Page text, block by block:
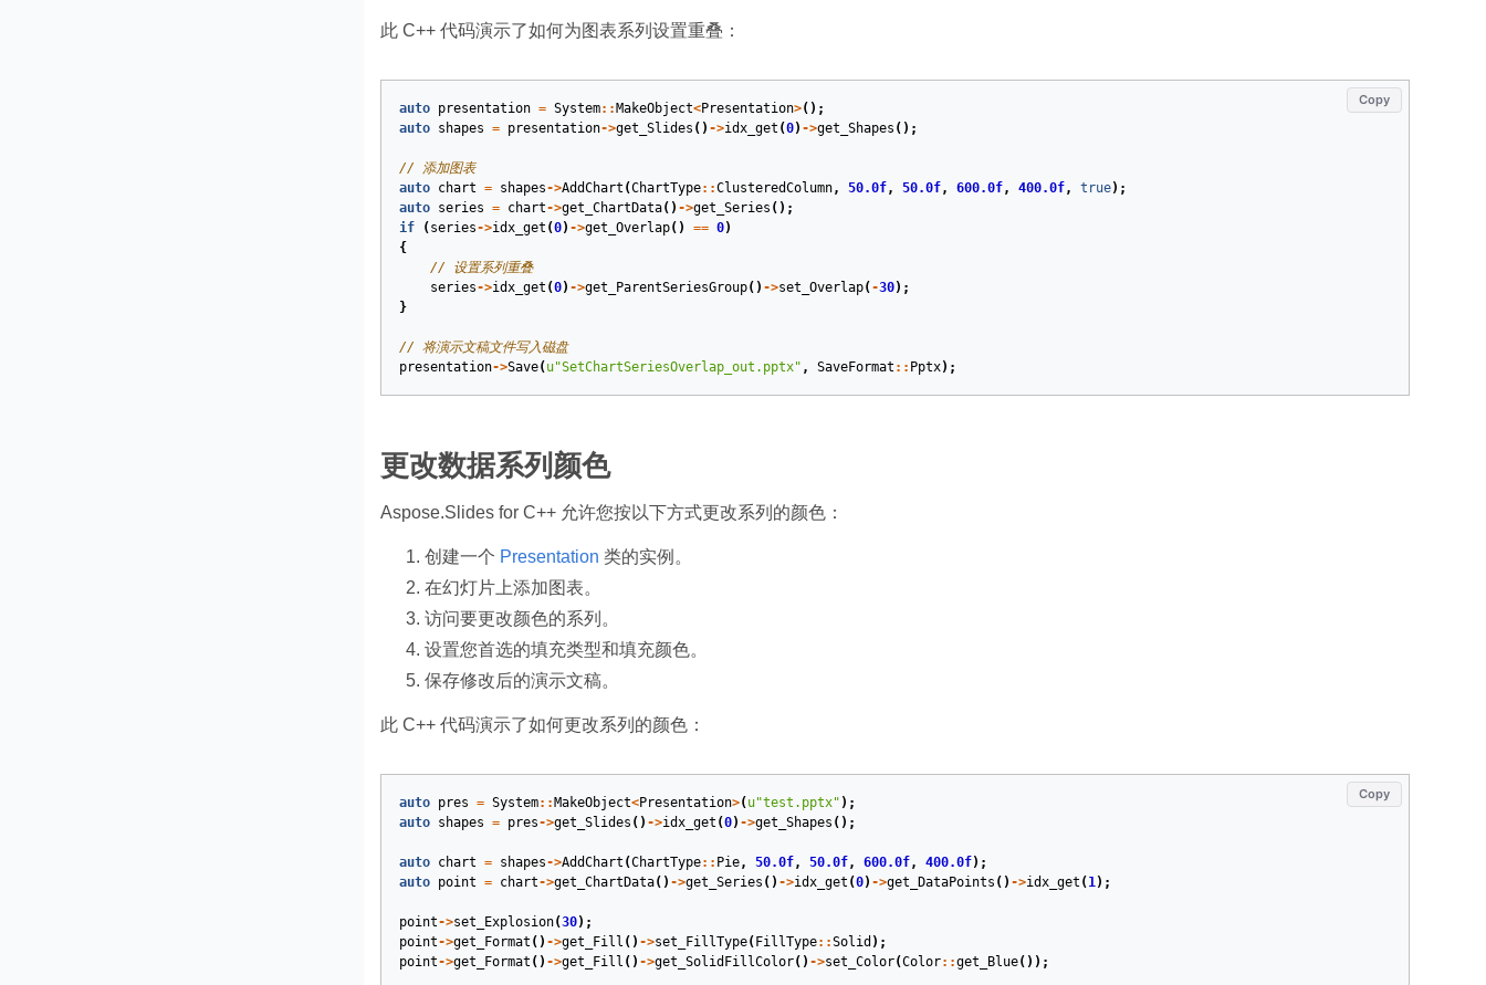
此 C++ 代码演示了如何为图表系列设置重叠：
Copy
auto presentation = System::MakeObject<Presentation>();
auto
shapes = presentation->get_Slides () ->idx_get (0) ->get_Shapes ();
// 添加图表
auto
chart = shapes->AddChart (ChartType::ClusteredColumn, 50.0f, 50.0f, 600.0f, 400.0f, true);
auto
series = chart->get_ChartData() ->get_Series ();
if
(series->idx_get (0) ->get_Overlap() == 0)
{
// 设置系列重叠
series->idx_get (0) ->get_ParentSeriesGroup() ->set_Overlap(-30);
}
// 将演示文稿文件写入磁盘
presentation->Save(u"SetChartSeriesOverlap_out.pptx" , SaveFormat :: Pptx);
更改数据系列颜色
Aspose.Slides for C++ 允许您按以下方式更改系列的颜色：
创建一个 Presentation 类的实例。
在幻灯片上添加图表。
访问要更改颜色的系列。
设置您首选的填充类型和填充颜色。
保存修改后的演示文稿。
此 C++ 代码演示了如何更改系列的颜色：
Copy
auto pres = System::MakeObject<Presentation>(u"test.pptx" );
auto
shapes = pres->get_Slides () ->idx_get (0) ->get_Shapes ();
auto chart = shapes->AddChart (ChartType:: Pie, 50.0f, 50.0f, 600.0f, 400.0f);
auto
point = chart->get_ChartData() ->get_Series () ->idx_get (0) ->get_DataPoints () ->idx_get (1 );
point->set_Explosion(30);
point->get_Format () ->get_Fill () ->set_FillType(FillType::Solid );
point->get_Format () ->get_Fill () ->get_SolidFillColor() ->set_Color(Color::get_Blue());